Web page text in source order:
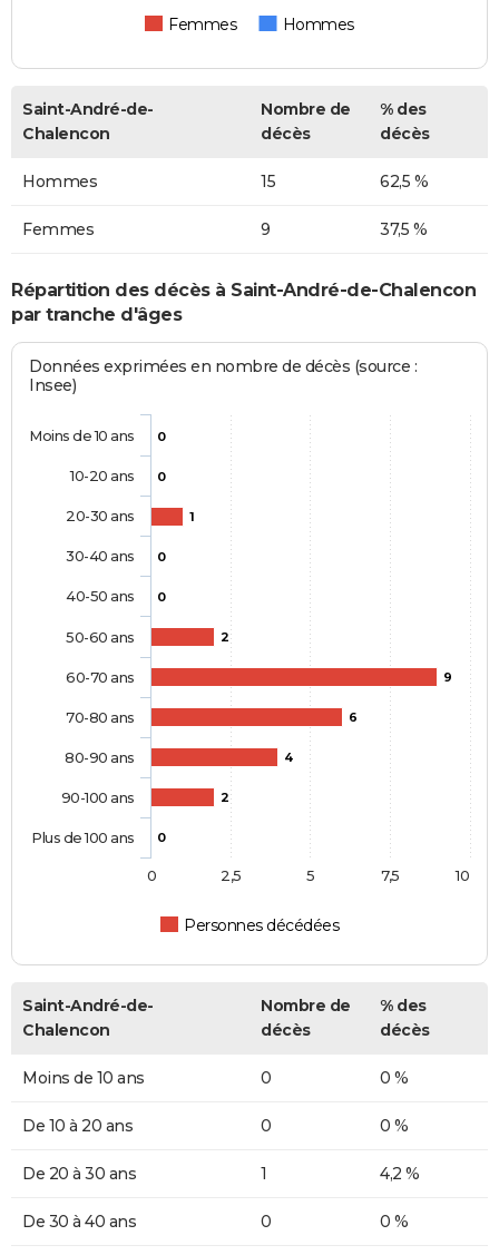
Femmes Hommes
Saint-André-de-
Chalencon
Nombre de
décès
% des
décès
Hommes 15 62,5 %
Femmes 9 37,5 %
Répartition des décès à Saint-André-de-Chalencon
par tranche d'âges
Données exprimées en nombre de décès (source :
Insee)
0
0
1
0
0
2
9
6
4
2
0
Personnes décédées
Moins de 10 ans
10-20 ans
20-30 ans
30-40 ans
40-50 ans
50-60 ans
60-70 ans
70-80 ans
80-90 ans
90-100 ans
Plus de 100 ans
0 10
2,5 5 7,5
Saint-André-de-
Chalencon
Nombre de
décès
% des
décès
Moins de 10 ans 0 0 %
De 10 à 20 ans 0 0 %
De 20 à 30 ans 1 4,2 %
De 30 à 40 ans 0 0 %